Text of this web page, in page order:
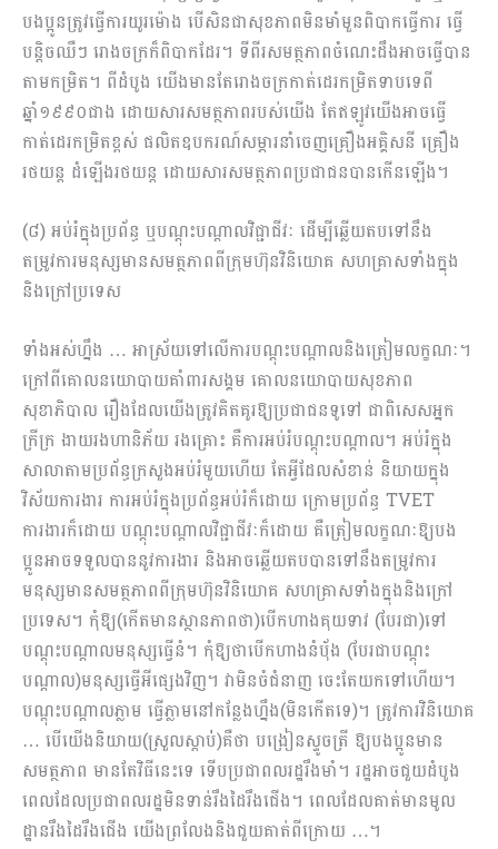
​បងប្អូនត្រូវធ្វើការយូរម៉ោង បើសិនជាសុខភាពមិនមាំមួនពិបាកធ្វើការ ធ្វើ
បន្តិចឈឺៗ រោងចក្រក៏ពិបាកដែរ។ ទីពីរសមត្ថភាពចំណេះដឹងអាចធ្វើបាន
តាមកម្រិត។ ពីដំបូង យើងមានតែរោងចក្រកាត់ដេរកម្រិតទាបទេពី
ឆ្នាំ១៩៩០ជាង ដោយសារសមត្ថភាពរបស់យើង តែឥឡូវយើងអាចធ្វើ
កាត់ដេរកម្រិតខ្ពស់ ផលិតឧបករណ៍សម្ភារនាំចេញគ្រឿងអគ្គិសនី គ្រឿង
រថយន្ត ដំឡើងរថយន្ត ដោយសារសមត្ថភាពប្រជាជនបានកើនឡើង។
(៨) អប់រំក្នុងប្រព័ន្ធ ឬបណ្ដុះបណ្ដាលវិជ្ជាជីវៈ ដើម្បីឆ្លើយតបទៅនឹង
តម្រូវការមនុស្សមានសមត្ថភាពពីក្រុមហ៊ុនវិនិយោគ សហគ្រាសទាំងក្នុង
និងក្រៅប្រទេស
ទាំងអស់ហ្នឹង … អាស្រ័យទៅលើការបណ្ដុះបណ្ដាលនិងត្រៀមលក្ខណៈ។
ក្រៅពីគោលនយោបាយគាំពារសង្គម គោលនយោបាយសុខភាព
សុខាភិបាល រឿងដែលយើងត្រូវគិតគូរឱ្យប្រជាជនទូទៅ ជាពិសេសអ្នក
ក្រីក្រ ងាយរងហានិភ័យ រងគ្រោះ គឺការអប់រំបណ្ដុះបណ្ដាល។ អប់រំក្នុង
សាលាតាមប្រព័ន្ធក្រសួងអប់រំមួយហើយ តែអ្វីដែលសំខាន់ និយាយក្នុង
វិស័យការងារ ការអប់រំក្នុងប្រព័ន្ធអប់រំក៏ដោយ ក្រោមប្រព័ន្ធ TVET
ការងារក៏ដោយ បណ្ដុះបណ្ដាលវិជ្ជាជីវៈក៏ដោយ គឺត្រៀមលក្ខណៈឱ្យបង
ប្អូនអាចទទួលបាននូវការងារ និងអាចឆ្លើយតបបានទៅនឹងតម្រូវការ
មនុស្សមានសមត្ថភាពពីក្រុមហ៊ុនវិនិយោគ សហគ្រាសទាំងក្នុងនិងក្រៅ
ប្រទេស។ កុំឱ្យ(កើតមានស្ថានភាពថា)បើកហាងគុយទាវ (បែរជា)ទៅ
បណ្ដុះបណ្ដាលមនុស្សធ្វើនំ។ កុំឱ្យថាបើកហាងនំប៉័ង (បែរជាបណ្តុះ
បណ្តាល)មនុស្សធ្វើអីផ្សេងវិញ។ វាមិនចំជំនាញ ចេះតែយកទៅហើយ។
បណ្ដុះបណ្ដាលភ្លាម ធ្វើភ្លាមនៅកន្លែងហ្នឹង(មិនកើតទេ)។ ត្រូវការវិនិយោគ
… បើយើងនិយាយ(ស្រួលស្ដាប់់)គឺថា បង្រៀនស្ទូចត្រី ឱ្យបងប្អូនមាន
សមត្ថភាព មានតែវិធីនេះទេ ទើបប្រជាពលរដ្ឋរឹងមាំ។ រដ្ឋអាចជួយដំបូង
ពេលដែលប្រជាពលរដ្ឋមិនទាន់រឹងដៃរឹងជើង។ ពេលដែលគាត់មានមូល
ដ្ឋានរឹងដៃរឹងជើង យើងព្រលែងនិងជួយគាត់ពីក្រោយ …។